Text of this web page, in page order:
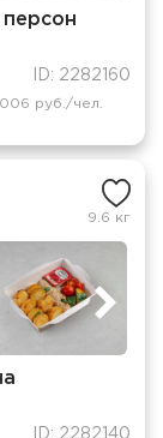
ID: 2282160
006 руб./чел.
9.6 кг
ID: 2282140